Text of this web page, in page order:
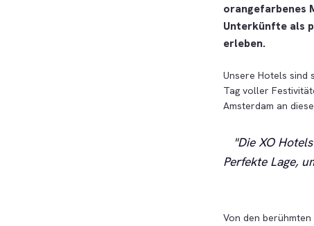
orangefarbenes
Unterkünfte als
erleben.
Unsere Hotels sind
Tag voller
Amsterdam an
Die XO
Perfekte Lage,
Von den